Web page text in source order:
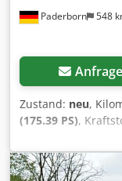
Paderborn 548
Zustand: neu,
(175.39 PS),
Laderaumbreite:
Weiß, Anzahl der